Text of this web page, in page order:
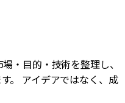
・目的・技術を整理し、
。 アイデアではなく、成